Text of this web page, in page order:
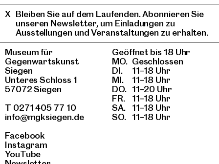
Museum für
Gegenwartskunst
Siegen
Unteres Schloss 1
57072 Siegen
T 0271 405 77 10
info@mgksiegen.de
Facebook
Instagram
YouTube
Geöffnet bis 18 Uhr
MO. Geschlossen
DI.
11–18 Uhr
MI.
11–18 Uhr
DO. 11–20 Uhr
FR.
11–18 Uhr
SA.
11–18 Uhr
SO.
11–18 Uhr
Bleiben Sie auf dem Laufenden. Abonnieren Sie
unseren Newsletter, um Einladungen zu
Ausstellungen und Veranstaltungen zu erhalten.